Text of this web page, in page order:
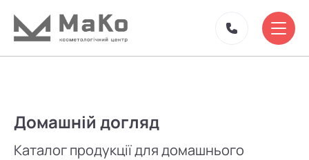
Домашній догляд
Каталог продукції для домашнього